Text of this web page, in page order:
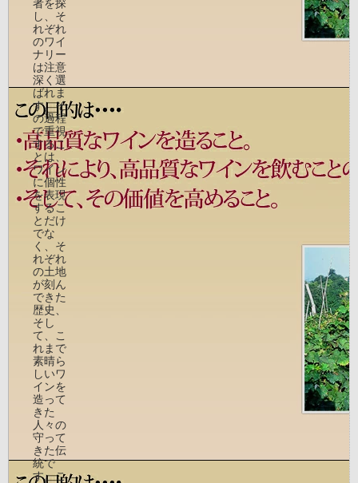
者を探
し、そ
れぞれ
のワイ
ナリー
は注意
深く選
ばれま
す。そ
の過程
で重視
するこ
とは、
ワイン
に個性
を表現
するこ
とだけ
でな
く、そ
れぞれ
の土地
が刻ん
できた
歴史、
そし
て、こ
れまで
素晴ら
しいワ
インを
造って
きた
人々の
守って
きた伝
統で
す。こ